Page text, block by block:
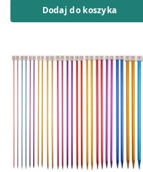
Dodaj do koszyka